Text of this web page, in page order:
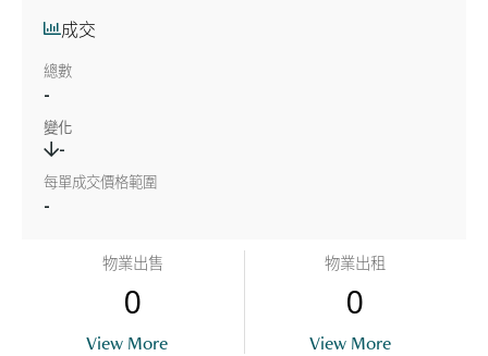
成交
總數
-
變化
-
每單成交價格範圍
-
物業出售
0
View More
物業出租
0
View More